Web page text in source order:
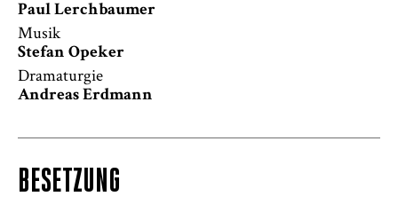
Paul Lerchbaumer
Musik
Stefan Opeker
Dramaturgie
Andreas Erdmann
BESETZUNG